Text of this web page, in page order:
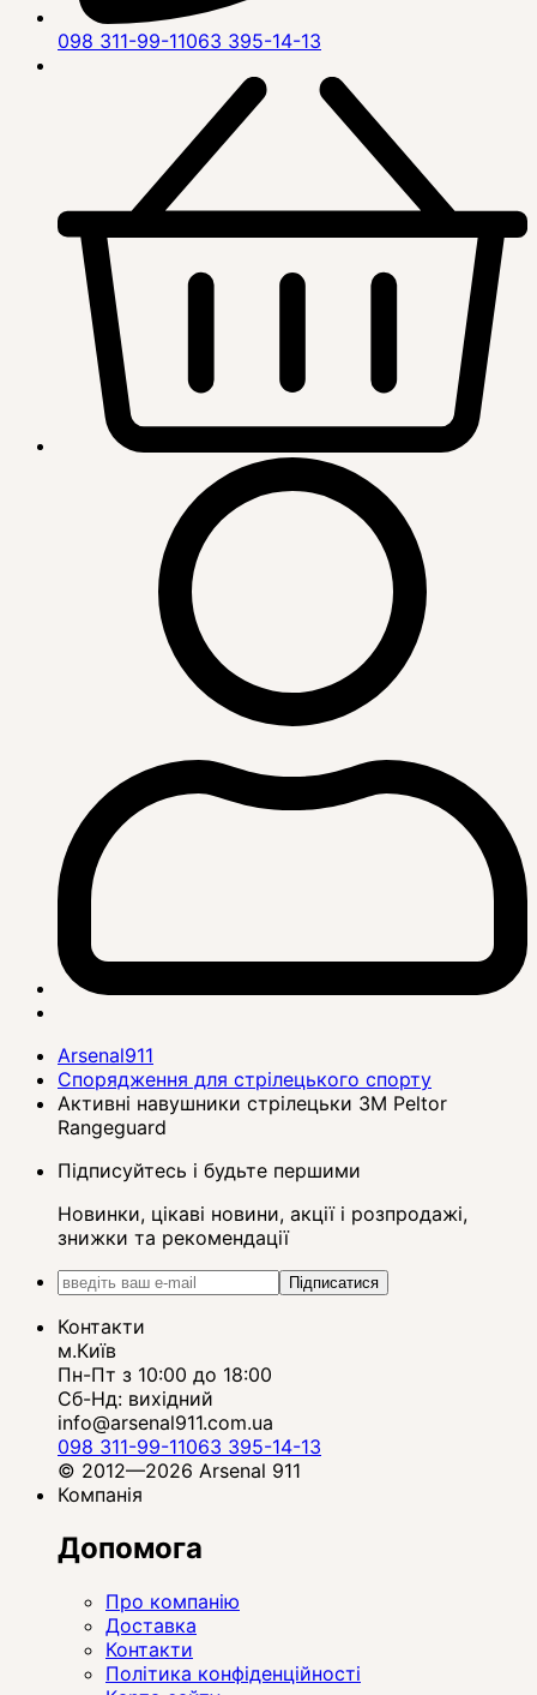
098 311-99-11063 395-14-13
Arsenal911
Спорядження для стрілецького спорту
Активні навушники стрілецьки 3M Peltor
Rangeguard
Підписуйтесь і будьте першими
Новинки, цікаві новини, акції і розпродажі,
знижки та рекомендації
Підписатися
Контакти
м.Київ
Пн-Пт з 10:00 до 18:00
Сб-Нд: вихідний
info@arsenal911.com.ua
098 311-99-11063 395-14-13
© 2012—2026 Arsenal 911
Компанія
Допомога
Про компанію
Доставка
Контакти
Політика конфіденційності